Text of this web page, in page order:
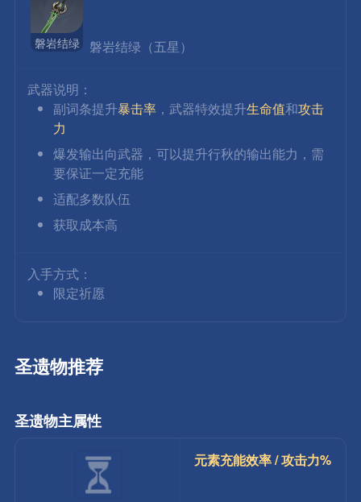
磐岩结绿 磐岩结绿（五星）
武器说明：
副词条提升暴击率 ，武器特效提升生命值和攻击
力
爆发输出向武器，可以提升行秋的输出能力，需
要保证一定充能
适配多数队伍
获取成本高
入手方式：
限定祈愿
圣遗物推荐
圣遗物主属性
元素充能效率 / 攻击力%